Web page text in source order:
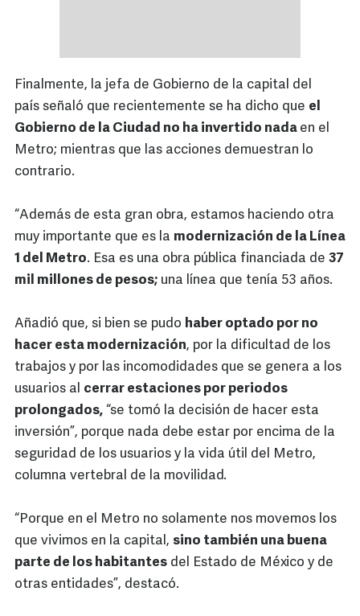
Finalmente, la jefa de Gobierno de la capital del
país señaló que recientemente se ha dicho que el
Gobierno de la Ciudad no ha invertido nada en el
Metro; mientras que las acciones demuestran lo
contrario.
“Además de esta gran obra, estamos haciendo otra
muy importante que es la modernización de la Línea
1 del Metro. Esa es una obra pública financiada de 37
mil millones de pesos; una línea que tenía 53 años.
Añadió que, si bien se pudo haber optado por no
hacer esta modernización, por la dificultad de los
trabajos y por las incomodidades que se genera a los
usuarios al cerrar estaciones por periodos
prolongados, “se tomó la decisión de hacer esta
inversión”, porque nada debe estar por encima de la
seguridad de los usuarios y la vida útil del Metro,
columna vertebral de la movilidad.
“Porque en el Metro no solamente nos movemos los
que vivimos en la capital, sino también una buena
parte de los habitantes del Estado de México y de
otras entidades”, destacó.